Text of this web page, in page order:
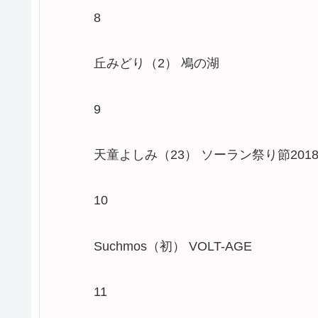
8
丘みどり（2） 鳰の湖
9
天童よしみ（23） ソーラン祭り節
10
Suchmos（初） VOLT-AGE
11